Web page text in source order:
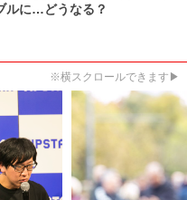
ルに…どうなる？
※横スクロールできます▶